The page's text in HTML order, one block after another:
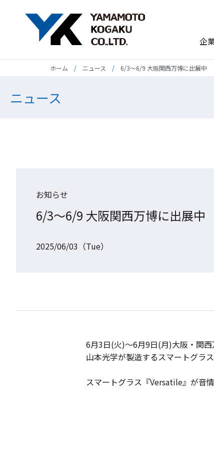
企
ホーム ニュース 6/3～6/9 大阪関西万博に出展中
ニュース
お知らせ
6/3～6/9 大阪関西万博に出展中
2025/06/03（Tue）
6月3日(火)～6月9日(月)大阪・関西
山本光学が製造するスマートグラ
スマートグラス『Versatile』が音